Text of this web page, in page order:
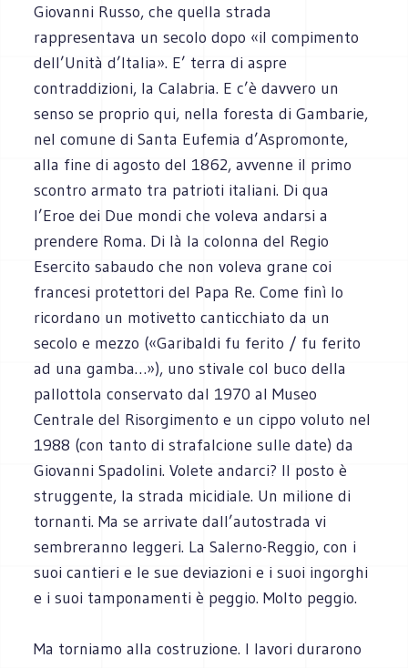
Giovanni Russo, che quella strada
rappresentava un secolo dopo «il compimento
dell’Unità d’Italia». E’ terra di aspre
contraddizioni, la Calabria. E c’è davvero un
senso se proprio qui, nella foresta di Gambarie,
nel comune di Santa Eufemia d’Aspromonte,
alla fine di agosto del 1862, avvenne il primo
scontro armato tra patrioti italiani. Di qua
l’Eroe dei Due mondi che voleva andarsi a
prendere Roma. Di là la colonna del Regio
Esercito sabaudo che non voleva grane coi
francesi protettori del Papa Re. Come finì lo
ricordano un motivetto canticchiato da un
secolo e mezzo («Garibaldi fu ferito / fu ferito
ad una gamba…»), uno stivale col buco della
pallottola conservato dal 1970 al Museo
Centrale del Risorgimento e un cippo voluto nel
1988 (con tanto di strafalcione sulle date) da
Giovanni Spadolini. Volete andarci? Il posto è
struggente, la strada micidiale. Un milione di
tornanti. Ma se arrivate dall’autostrada vi
sembreranno leggeri. La Salerno-Reggio, con i
suoi cantieri e le sue deviazioni e i suoi ingorghi
e i suoi tamponamenti è peggio. Molto peggio.
Ma torniamo alla costruzione. I lavori durarono